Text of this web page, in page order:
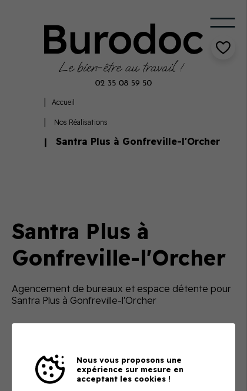
Accueil
Nos Réalisations
Santra Plus à Gonfreville-l'Orcher
Santra Plus à
Gonfreville-l'Orcher
Agencement de bureaux et espace détente pour
Santra Plus à Gonfreville-l'Orcher
Nous vous proposons une
expérience sur mesure en
acceptant les cookies !